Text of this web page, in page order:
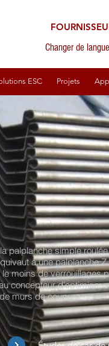
Changer de
ESC Projets
palplanche simple
à une palplanche
moins de verrouillages
concepteur d'optimiser
murs de coupure.